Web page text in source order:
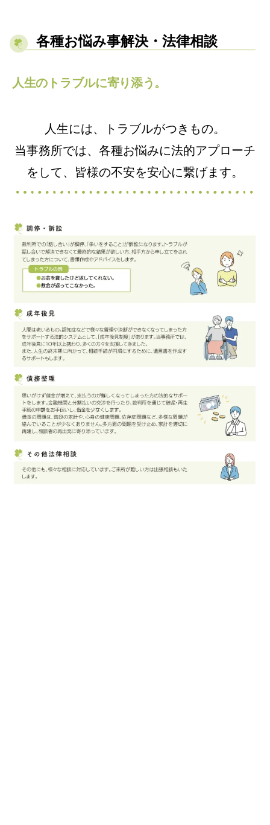
各種お悩み事解決・法律相談
人生のトラブルに寄り添う。
人生には、トラブルがつきもの。
当事務所では、各種お悩みに法的アプローチ
をして、皆様の不安を安心に繋げます。